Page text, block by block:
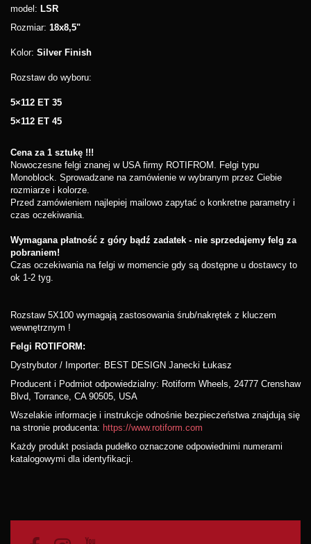
model: LSR
Rozmiar: 18x8,5"
Kolor: Silver Finish
Rozstaw do wyboru:
5×112 ET 35
5×112 ET 45
Cena za 1 sztukę !!!
Nowoczesne felgi znanej w USA firmy ROTIFROM. Felgi typu
Monoblock. Sprowadzane na zamówienie w wybranym przez Ciebie
rozmiarze i kolorze.
Przed zamówieniem najlepiej mailowo zapytać o konkretne parametry i
czas oczekiwania.
Wymagana płatność z góry bądź zadatek - nie sprzedajemy felg za
pobraniem!
Czas oczekiwania na felgi w momencie gdy są dostępne u dostawcy to
ok 1-2 tyg.
Rozstaw 5X100 wymagają zastosowania śrub/nakrętek z kluczem
wewnętrznym !
Felgi ROTIFORM:
Dystrybutor / Importer: BEST DESIGN Janecki Łukasz
Producent i Podmiot odpowiedzialny: Rotiform Wheels, 24777 Crenshaw
Blvd, Torrance, CA 90505, USA
Wszelakie informacje i instrukcje odnośnie bezpieczeństwa znajdują się
na stronie producenta: https://www.rotiform.com
Każdy produkt posiada pudełko oznaczone odpowiednimi numerami
katalogowymi dla identyfikacji.